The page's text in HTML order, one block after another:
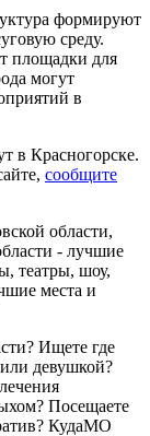
формируют
среду.
площадки для
могут
в
в Красногорске.
сообщите
области,
- лучшие
театры, шоу,
места и
Ищете где
девушкой?
Посещаете
КудаМО